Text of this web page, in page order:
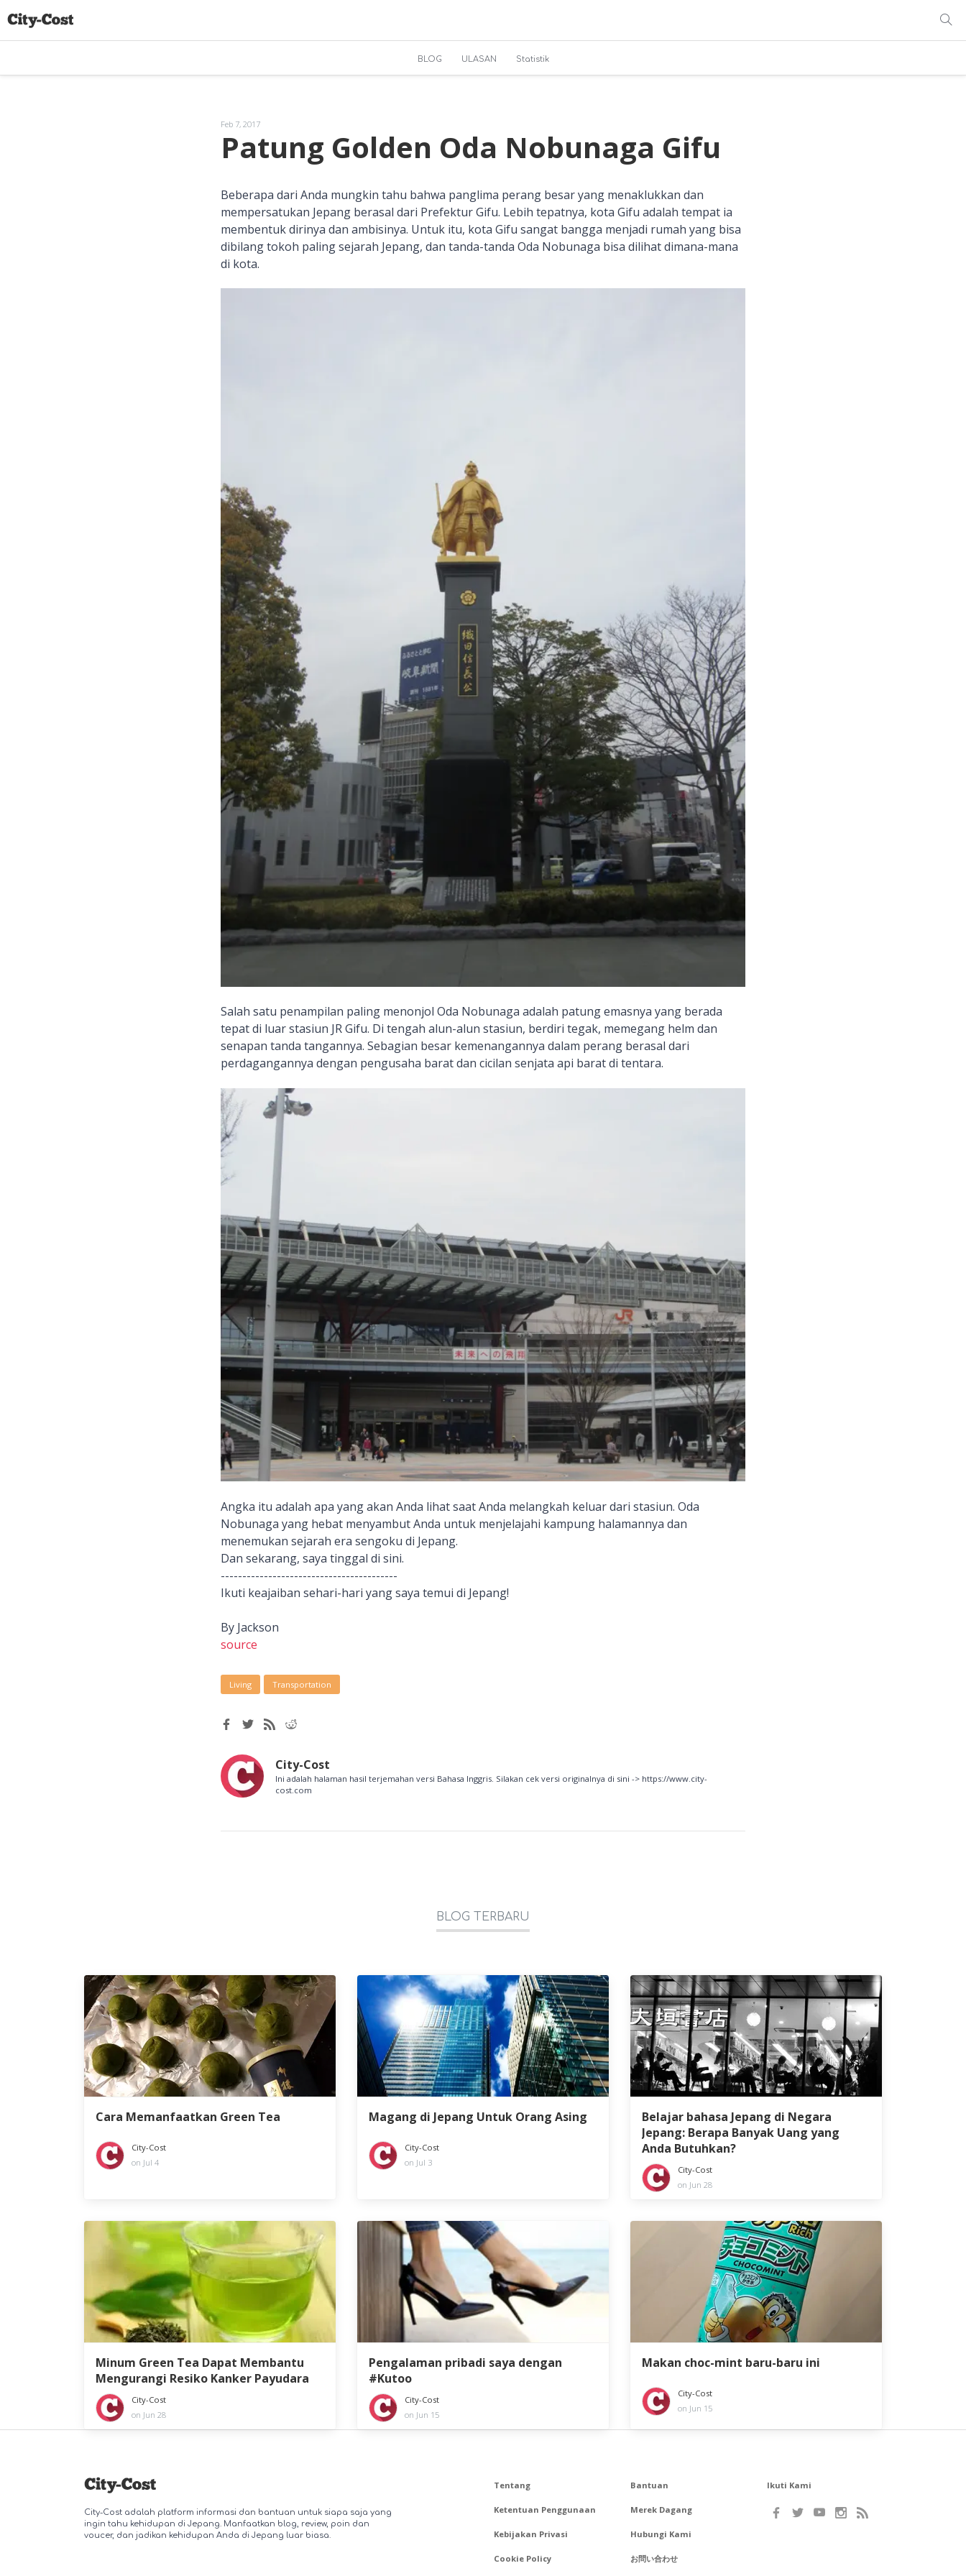
BLOG ULASAN Statistik
Feb 7, 2017
Patung Golden Oda Nobunaga Gifu
Beberapa dari Anda mungkin tahu bahwa panglima perang besar yang menaklukkan dan
mempersatukan Jepang berasal dari Prefektur Gifu. Lebih tepatnya, kota Gifu adalah tempat ia
membentuk dirinya dan ambisinya. Untuk itu, kota Gifu sangat bangga menjadi rumah yang bisa
dibilang tokoh paling sejarah Jepang, dan tanda-tanda Oda Nobunaga bisa dilihat dimana-mana
di kota.
Salah satu penampilan paling menonjol Oda Nobunaga adalah patung emasnya yang berada
tepat di luar stasiun JR Gifu. Di tengah alun-alun stasiun, berdiri tegak, memegang helm dan
senapan tanda tangannya. Sebagian besar kemenangannya dalam perang berasal dari
perdagangannya dengan pengusaha barat dan cicilan senjata api barat di tentara.
Angka itu adalah apa yang akan Anda lihat saat Anda melangkah keluar dari stasiun. Oda
Nobunaga yang hebat menyambut Anda untuk menjelajahi kampung halamannya dan
menemukan sejarah era sengoku di Jepang.
Dan sekarang, saya tinggal di sini.
-----------------------------------------
Ikuti keajaiban sehari-hari yang saya temui di Jepang!
By Jackson
source
Living Transportation
City-Cost
Ini adalah halaman hasil terjemahan versi Bahasa Inggris. Silakan cek versi originalnya di sini -> https://www.city-
cost.com
BLOG TERBARU
Cara Memanfaatkan Green Tea
City-Cost
on Jul 4
Magang di Jepang Untuk Orang Asing
City-Cost
on Jul 3
Belajar bahasa Jepang di Negara
Jepang: Berapa Banyak Uang yang
Anda Butuhkan?
City-Cost
on Jun 28
Minum Green Tea Dapat Membantu
Mengurangi Resiko Kanker Payudara
City-Cost
on Jun 28
Pengalaman pribadi saya dengan
#Kutoo
City-Cost
on Jun 15
Makan choc-mint baru-baru ini
City-Cost
on Jun 15
City-Cost adalah platform informasi dan bantuan untuk siapa saja yang
ingin tahu kehidupan di Jepang. Manfaatkan blog, review, poin dan
voucer, dan jadikan kehidupan Anda di Jepang luar biasa.
Tentang
Ketentuan Penggunaan
Kebijakan Privasi
Cookie Policy
Bantuan
Merek Dagang
Hubungi Kami
お問い合わせ
Ikuti Kami